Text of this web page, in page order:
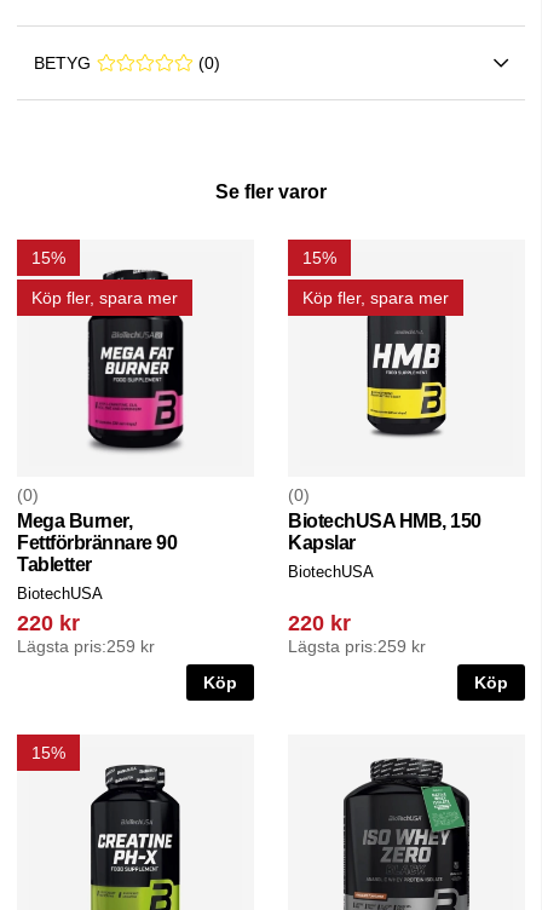
BETYG 0 0 (0)
Se fler varor
15%
Köp fler, spara mer
0
Mega Burner,
Fettförbrännare 90
Tabletter
BiotechUSA
220 kr
Lägsta pris:259 kr
Köp
15%
Köp fler, spara mer
0
BiotechUSA HMB, 150
Kapslar
BiotechUSA
220 kr
Lägsta pris:259 kr
Köp
15%